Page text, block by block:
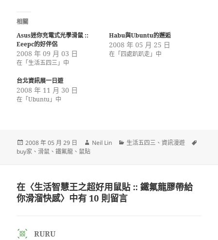
相關
Asus迷你充電式光學滑鼠 ::
Eeepc的好伴侶
2008 年 09 月 03 日
在「生活五四三」中
Habu與Ubuntu的邂逅
2008 年 05 月 25 日
在「四處趴趴走」中
台北資訊展一日遊
2008 年 11 月 30 日
在「Ubuntu」中
發
佈
2008 年 05 月 29 日
作
Neil Lin
分
生活五四三 、資訊漫遊
buy家 、滑鼠 、鐵氟龍 、 鼠貼
在〈生活智慧王之超好用鼠貼 :: 鐵氟龍膠帶給
你滑溜快感〉中有 10 則留言
RURU